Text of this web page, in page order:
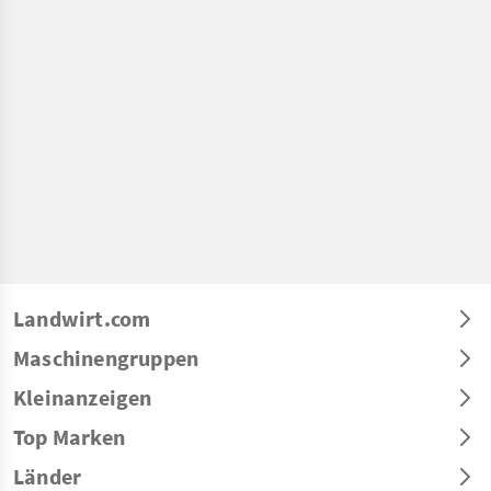
Landwirt.com
Maschinengruppen
Kleinanzeigen
Top Marken
Länder